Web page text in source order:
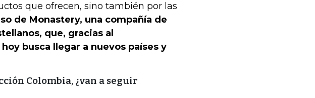
que ofrecen, sino también por las
de Monastery, una compañía de
que, gracias al
busca llegar a nuevos países y
Colombia, ¿van a seguir